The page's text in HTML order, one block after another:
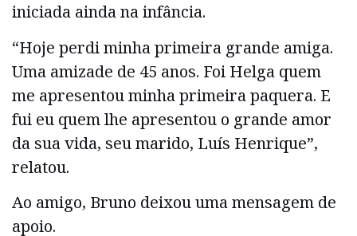
iniciada ainda na infância.
“Hoje perdi minha primeira grande amiga.
Uma amizade de 45 anos. Foi Helga quem
me apresentou minha primeira paquera. E
fui eu quem lhe apresentou o grande amor
da sua vida, seu marido, Luís Henrique”,
relatou.
Ao amigo, Bruno deixou uma mensagem de
apoio.